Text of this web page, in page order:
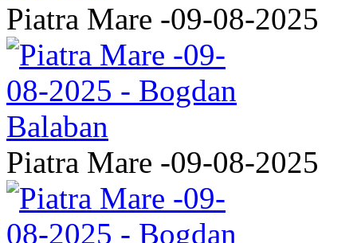
Piatra Mare -09-08-2025
Piatra Mare -09-08-2025